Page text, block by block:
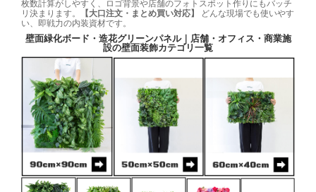
枚数計算がしやすく、ロゴ背景や店舗のフォトスポット作りにもバッチ
リ決まります。
【大口注文・まとめ買い対応】
どんな現場でも使いやす
い、即戦力の内装資材です。
壁面緑化ボード・造花グリーンパネル｜店舗・オフィス・商業施
設の壁面装飾カテゴリ一覧